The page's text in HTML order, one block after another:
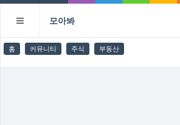
모아봐
홈 커뮤니티 주식 부동산